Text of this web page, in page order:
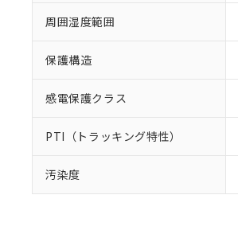
周囲湿度範囲
保護構造
感電保護クラス
PTI（トラッキング特性）
汚染度